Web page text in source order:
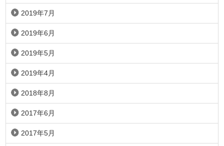
2019年7月
2019年6月
2019年5月
2019年4月
2018年8月
2017年6月
2017年5月